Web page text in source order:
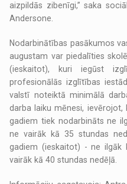
aizpildās zibenīgi,” saka
Andersone.
Nodarbinātības pasākumos
augustam var piedalīties
(ieskaitot), kuri iegūst
profesionālās izglītības
valstī noteiktā minimālā
darba laiku mēnesi,
gadiem tiek nodarbināts ne
ne vairāk kā 35 stundas
gadiem (ieskaitot) - ne ilgāk
vairāk kā 40 stundas nedēļā.